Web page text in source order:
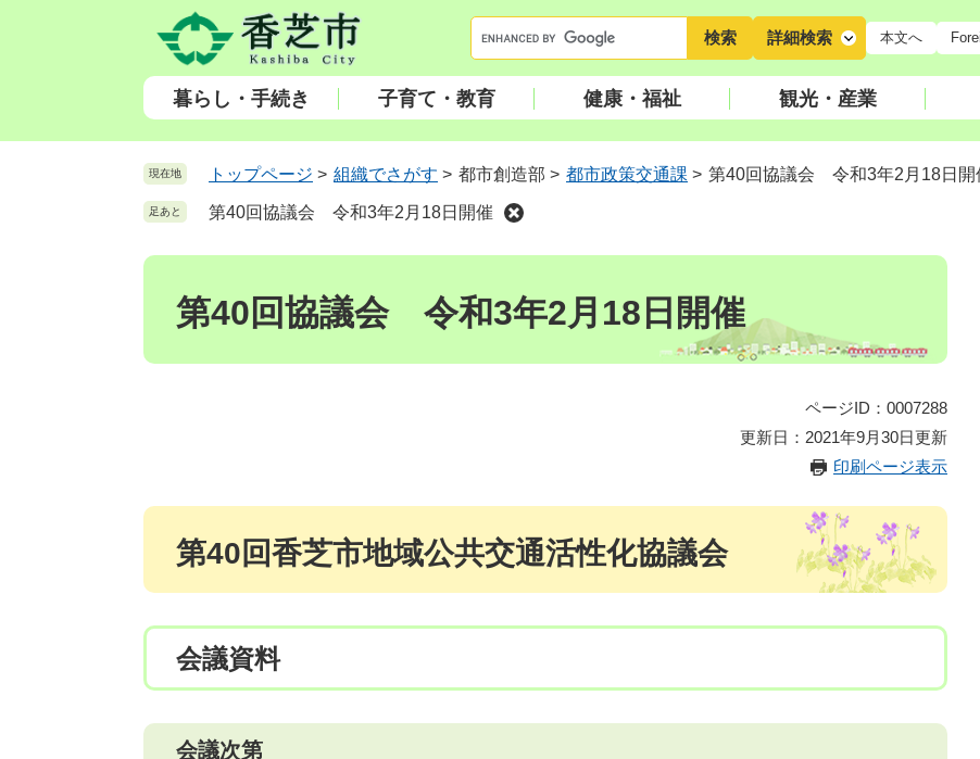
頭
飛
ー
ワ
ー
索
詳細検索 本文へ
暮らし・手続き 子育て・教育 健康・福祉 観光・産業
現在地 トップページ > 組織でさがす > 都市創造部 > 都市政策交通課 > 第40回協議会 令和3年2月18日開
足あと 第40回協議会 令和3年2月18日開催
本
第40回協議会 令和3年2月18日開催
ページID：0007288
更新日：2021年9月30日更新
印刷ページ表示
第40回香芝市地域公共交通活性化協議会
会議資料
会議次第